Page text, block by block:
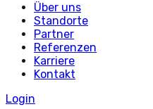
Über uns
Standorte
Partner
Referenzen
Karriere
Kontakt
Login